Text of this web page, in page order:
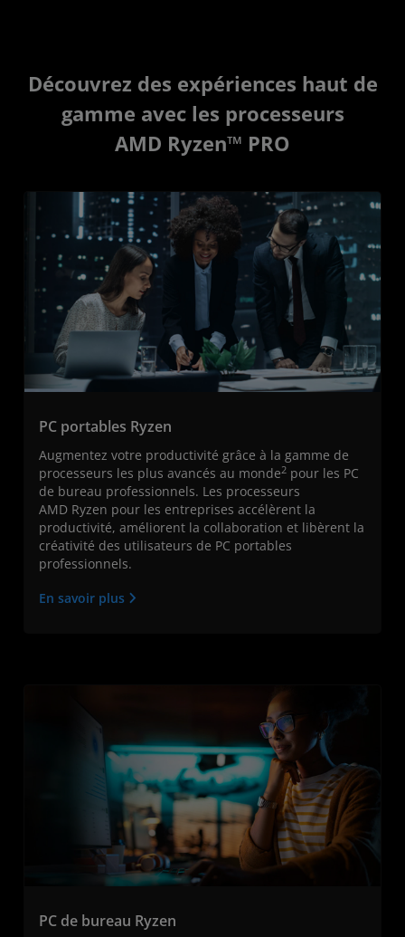
Découvrez des expériences haut de
gamme avec les processeurs
AMD Ryzen™ PRO
PC portables Ryzen
Augmentez votre productivité grâce à la gamme de
processeurs les plus avancés au monde2 pour les PC
de bureau professionnels. Les processeurs
AMD Ryzen pour les entreprises accélèrent la
productivité, améliorent la collaboration et libèrent la
créativité des utilisateurs de PC portables
professionnels.
En savoir plus
PC de bureau Ryzen